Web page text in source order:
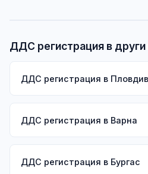
ДДС регистрация в други
ДДС регистрация в Пловдив
ДДС регистрация в Варна
ДДС регистрация в Бургас